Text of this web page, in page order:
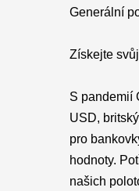
Generální
Získejte
S pandemií
USD,
pro
hodnoty.
našich